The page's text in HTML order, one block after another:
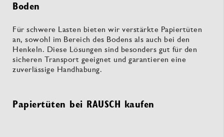
Boden
Für schwere Lasten bieten wir verstärkte Papiertüten
an, sowohl im Bereich des Bodens als auch bei den
Henkeln. Diese Lösungen sind besonders gut für den
sicheren Transport geeignet und garantieren eine
zuverlässige Handhabung.
Papiertüten bei RAUSCH kaufen